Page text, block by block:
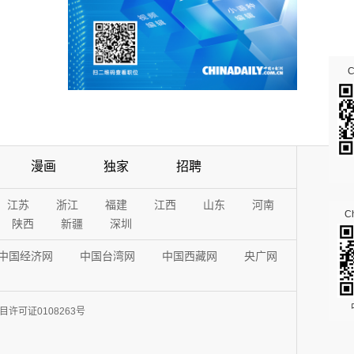
漫画 独家 招聘
江苏 浙江 福建 江西 山东
河南
陕西
新疆 深圳
国经济网 中国台湾网 中国西藏网 央广网
许可证0108263号